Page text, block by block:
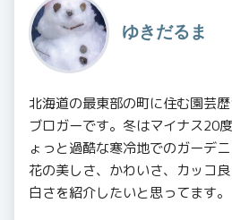
ゆきだるま
北海道の最東部の町に住む園芸
ブロガーです。冬はマイナス20
ょっと過酷な寒冷地でのガーデ
花の美しさ、かわいさ、カッコ
白さを紹介したいと思ってます。